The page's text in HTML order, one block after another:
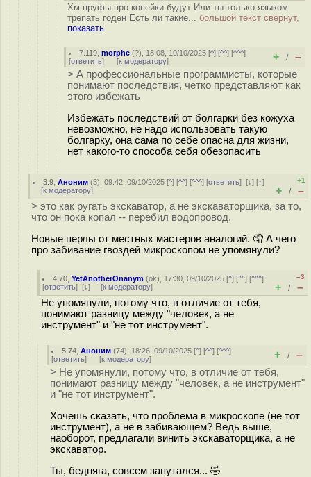
Хм пруфы про копейки будут Или ты только языком
трепать годен Есть ли такие... большой текст свёрнут,
показать
7.119 ,morphe (?), 18:08, 10/10/2025 [^] [^^] [^^^]
[ответить] [к модератору] + / –
> А профессиональные программисты, которые
понимают последствия, четко представляют как
этого избежать
Избежать последствий от болгарки без кожуха
невозможно, не надо использовать такую
болгарку, она сама по себе опасна для жизни,
нет какого-то способа себя обезопасить
3.9 ,Аноним (3), 09:42, 09/10/2025 [^] [^^] [^^^] [ответить][↓] [↑]
[к модератору]
+1
+ / –
> это как ругать экскаватор, а не экскаваторщика, за то,
что он пока копал -- перебил водопровод.
Новые перлы от местных мастеров аналогий. 🤦 А чего
про забивание гвоздей микроскопом не упомянули?
4.70 ,YetAnotherOnanym (ok), 17:30, 09/10/2025 [^] [^^] [^^^]
[ответить] [↓] [к модератору]
–3
+ / –
Не упомянули, потому что, в отличие от тебя,
понимают разницу между "человек, а не
инструмент" и "не тот инструмент".
5.74 ,Аноним (74), 18:26, 09/10/2025 [^] [^^] [^^^]
[ответить] [к модератору] + / –
> Не упомянули, потому что, в отличие от тебя,
понимают разницу между "человек, а не инструмент"
и "не тот инструмент".
Хочешь сказать, что проблема в микроскопе (не тот
инструмент), а не в забивающем? Ведь выше,
наоборот, предлагали винить экскаваторщика, а не
экскаватор.
Ты, бедняга, совсем запутался... 🤣